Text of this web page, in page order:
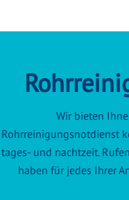
Wir bieten
Rohrreinigungsnotdienst
tages- und nachtzeit.
haben für jedes Ihrer